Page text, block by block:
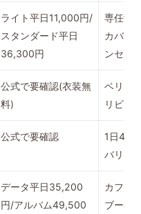
ライト平日11,000円/
スタンダード平日
36,300円
専任女
カバー
ンセル
公式で要確認(衣装無
料)
ベリー
リビー
公式で要確認
1日4組
バリア
データ平日35,200
円/アルバム49,500
カフェ
ブーケ